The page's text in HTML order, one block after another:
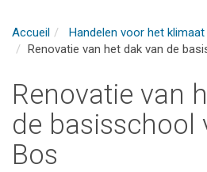
Accueil Handelen voor het klimaat
Renovatie van het dak van de
Renovatie van
de basisschool
Bos